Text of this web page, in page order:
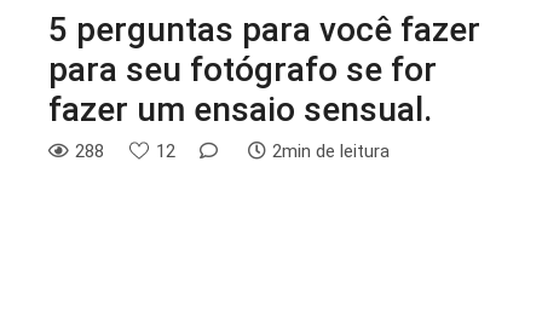
5 perguntas para você fazer
para seu fotógrafo se for
fazer um ensaio sensual.
288 12 2min de leitura